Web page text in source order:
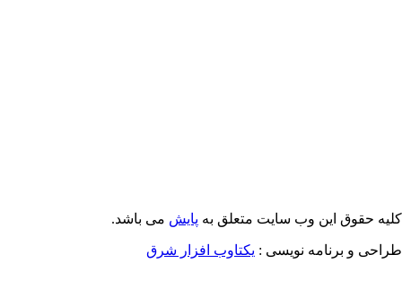
حقوق این وب سایت متعلق بهپایشمی باشد.
و برنامه نویسی : یکتاوب افزار شرق